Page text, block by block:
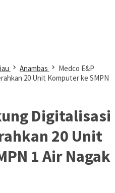
Anambas
Medco E&P
20 Unit Komputer ke SMPN
Digitalisasi
20 Unit
1 Air Nagak